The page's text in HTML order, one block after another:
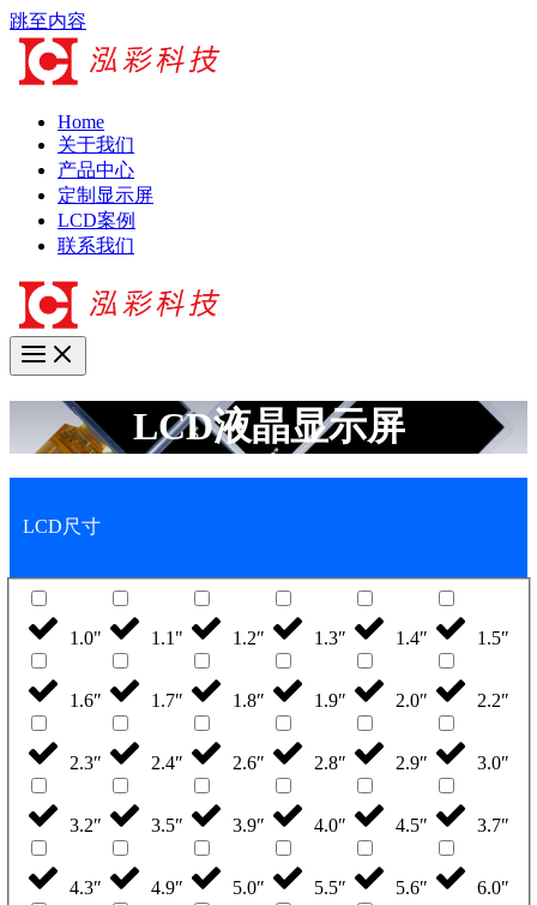
跳至内容
Home
关于我们
产品中心
定制显示屏
LCD案例
联系我们
LCD液晶显示屏
LCD尺寸
1.0" 1.1" 1.2″ 1.3″ 1.4″ 1.5″
1.6″ 1.7″ 1.8″ 1.9″ 2.0″ 2.2″
2.3″ 2.4″ 2.6″ 2.8″ 2.9″ 3.0″
3.2″ 3.5″ 3.9″ 4.0″ 4.5″ 3.7″
4.3″ 4.9″ 5.0″ 5.5″ 5.6″ 6.0″